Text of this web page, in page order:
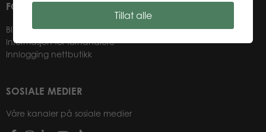
FOR VÅRE KUNDER
Bli forhandler
Informasjon for forhandlere
Innlogging nettbutikk
SOSIALE MEDIER
Våre kanaler på sosiale medier
Tillat alle